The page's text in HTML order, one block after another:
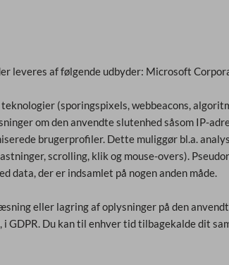
leveres af følgende udbyder: Microsoft
(sporingspixels, webbeacons,
om den anvendte slutenhed såsom IP-
brugerprofiler. Dette muliggør bl.a.
scrolling, klik og mouse-overs).
data, der er indsamlet på nogen anden måde.
eller lagring af oplysninger på den
GDPR. Du kan til enhver tid tilbagekalde dit